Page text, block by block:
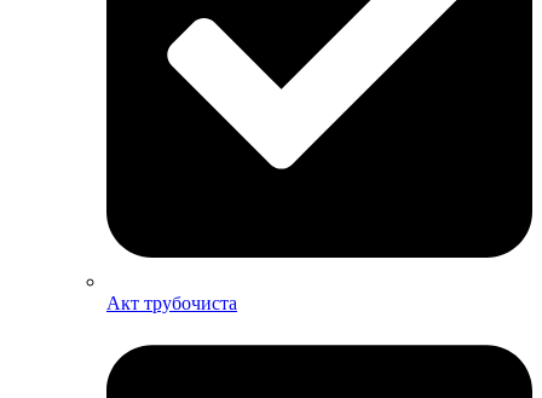
Акт трубочиста